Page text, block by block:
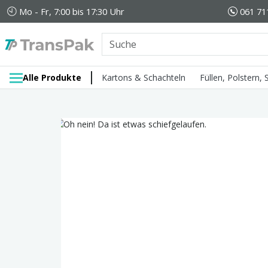
Mo - Fr, 7:00 bis 17:30 Uhr 061
Alle Produkte Kartons & Schachteln Füllen, Polstern,